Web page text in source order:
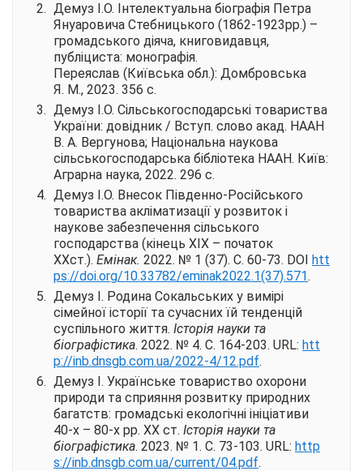
Демуз І.О. Інтелектуальна біографія Петра
Януаровича Стебницького (1862-1923рр.) –
громадського діяча, книговидавця,
публіциста: монографія.
Переяслав (Київська обл.): Домбровська
Я. М., 2023. 356 с.
Демуз І.О. Сільськогосподарські товариства
України: довідник / Вступ. слово акад. НААН
В. А. Вергунова; Національна наукова
сільськогосподарська бібліотека НААН. Київ:
Аграрна наука, 2022. 296 с.
Демуз І.О. Внесок Південно-Російського
товариства акліматизації у розвиток і
наукове забезпечення сільського
господарства (кінець ХІХ – початок
ХХст.). Емінак. 2022. № 1 (37). С. 60-73. DOI htt
ps://doi.org/10.33782/eminak2022.1(37).571.
Демуз І. Родина Сокальських у вимірі
сімейної історії та сучасних їй тенденцій
суспільного життя. Історія науки та
біографістика. 2022. № 4. С. 164-203. URL: htt
p://inb.dnsgb.com.ua/2022-4/12.pdf.
Демуз І. Українське товариство охорони
природи та сприяння розвитку природних
багатств: громадські екологічні ініціативи
40-х – 80-х рр. ХХ ст. Історія науки та
біографістика. 2023. № 1. С. 73-103. URL: http
s://inb.dnsgb.com.ua/current/04.pdf.